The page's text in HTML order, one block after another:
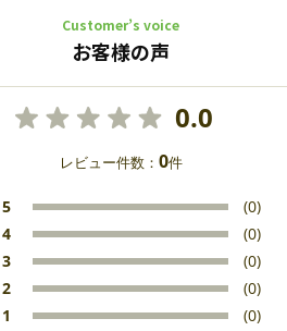
Customer’s voice
お客様の声
0.0
レビュー件数： 0件
5 (0)
4 (0)
3 (0)
2 (0)
1 (0)